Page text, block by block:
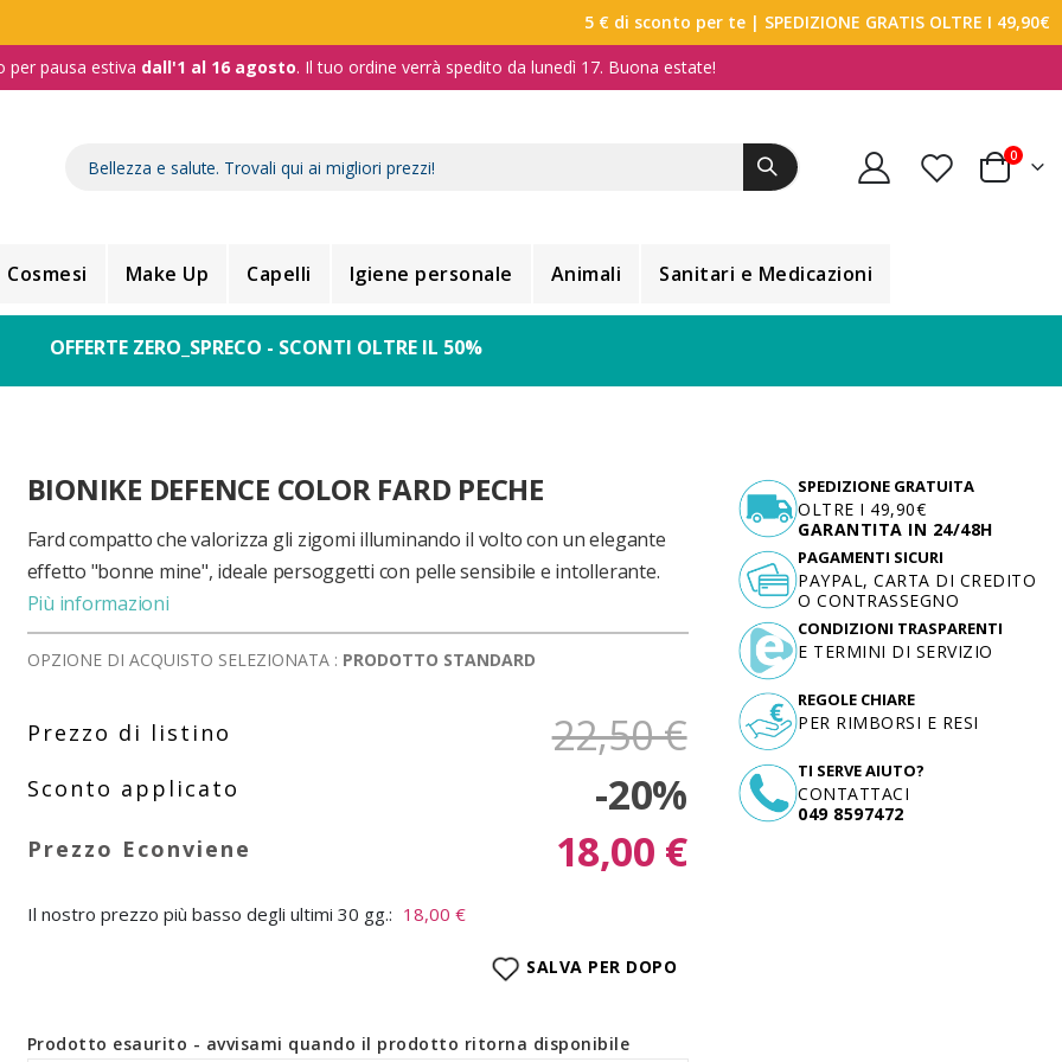
5 € di sconto per te | SPEDIZIONE GRATIS OLTRE I 49,90€
per pausa estiva dall'1 al 16 agosto. Il tuo ordine verrà spedito da lunedì 17. Buona estate!
Carrello
0
Cosmesi Make Up Capelli Igiene personale Animali Sanitari e Medicazioni
OFFERTE ZERO_SPRECO - SCONTI OLTRE IL 50%
BIONIKE DEFENCE COLOR FARD PECHE
Fard compatto che valorizza gli zigomi illuminando il volto con un elegante
effetto "bonne mine", ideale persoggetti con pelle sensibile e intollerante.
Più informazioni
OPZIONE DI ACQUISTO SELEZIONATA : PRODOTTO STANDARD
22,50 €
-20%
18,00 €
Il nostro prezzo più basso degli ultimi 30 gg.: 18,00 €
SALVA PER DOPO
Prodotto esaurito - avvisami quando il prodotto ritorna disponibile
SPEDIZIONE GRATUITA
OLTRE I 49,90€
GARANTITA IN 24/48H
TI SERVE AIUTO?
CONTATTACI
049 8597472
PAGAMENTI SICURI
PAYPAL, CARTA DI CREDITO
O CONTRASSEGNO
CONDIZIONI TRASPARENTI
E TERMINI DI SERVIZIO
REGOLE CHIARE
PER RIMBORSI E RESI